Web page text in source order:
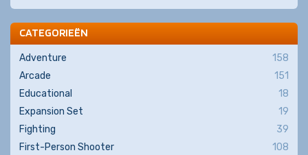
CATEGORIEËN
Adventure
158
Arcade
151
Educational
18
Expansion Set
19
Fighting
39
First-Person Shooter
108